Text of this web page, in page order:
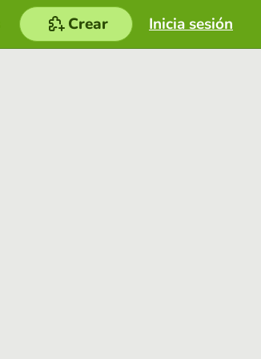
Inicia sesión
Crear